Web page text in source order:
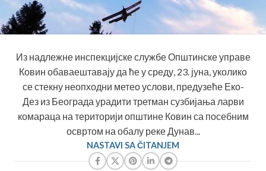
Из надлежне инспекцијске службе Општинске управе
Ковин обаваештавају да ће у среду, 23. јуна, уколико
се стекну неопходни метео услови, предузеће Еко-
Дез из Београда урадити третман сузбијања ларви
комараца на територији општине Ковин са посебним
освртом на обалу реке Дунав...
NASTAVI SA ČITANJEM